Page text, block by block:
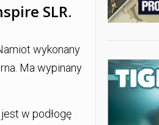
SLR.
wykonany
Ma wypinany
w podłogę